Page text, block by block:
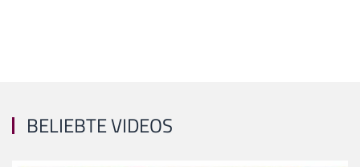
BELIEBTE VIDEOS